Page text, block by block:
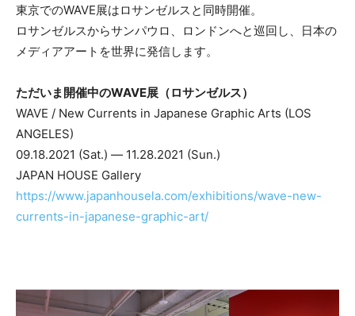
東京でのWAVE展はロサンゼルスと同時開催。
ロサンゼルスからサンパウロ、ロンドンへと巡回し、日本の
メディアアートを世界に発信します。
ただいま開催中のWAVE展（ロサンゼルス）
WAVE / New Currents in Japanese Graphic Arts (LOS
ANGELES)
09.18.2021 (Sat.) ― 11.28.2021 (Sun.)
JAPAN HOUSE Gallery
https://www.japanhousela.com/exhibitions/wave-new-
currents-in-japanese-graphic-art/